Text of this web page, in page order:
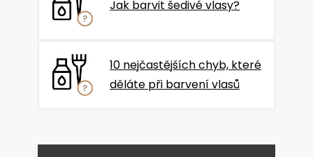
Jak barvit šedivé vlasy?
10 nejčastějších chyb, které
děláte při barvení vlasů